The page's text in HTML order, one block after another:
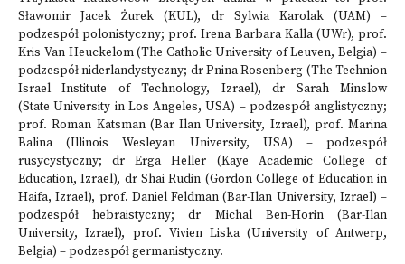
Sławomir Jacek Żurek (KUL), dr Sylwia Karolak (UAM) –
podzespół polonistyczny; prof. Irena Barbara Kalla (UWr), prof.
Kris Van Heuckelom (The Catholic University of Leuven, Belgia) –
podzespół niderlandystyczny; dr Pnina Rosenberg (The Technion
Israel Institute of Technology, Izrael), dr Sarah Minslow
(State University in Los Angeles, USA) – podzespół anglistyczny;
prof. Roman Katsman (Bar Ilan University, Izrael), prof. Marina
Balina (Illinois Wesleyan University, USA) – podzespół
rusycystyczny; dr Erga Heller (Kaye Academic College of
Education, Izrael), dr Shai Rudin (Gordon College of Education in
Haifa, Izrael), prof. Daniel Feldman (Bar-Ilan University, Izrael) –
podzespół hebraistyczny; dr Michal Ben-Horin (Bar-Ilan
University, Izrael), prof. Vivien Liska (University of Antwerp,
Belgia) – podzespół germanistyczny.